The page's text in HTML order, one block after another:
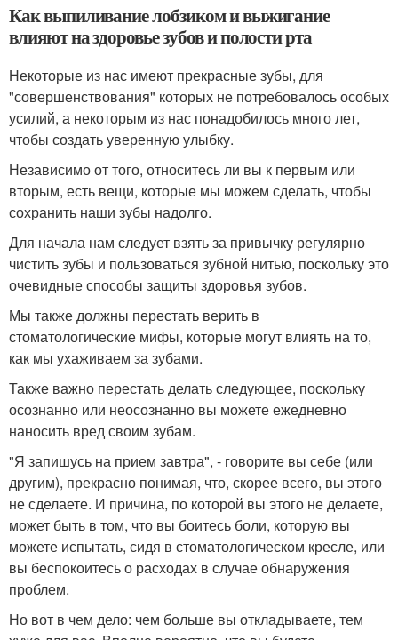
Как выпиливание лобзиком и выжигание
влияют на здоровье зубов и полости рта
Некоторые из нас имеют прекрасные зубы, для
"совершенствования" которых не потребовалось особых
усилий, а некоторым из нас понадобилось много лет,
чтобы создать уверенную улыбку.
Независимо от того, относитесь ли вы к первым или
вторым, есть вещи, которые мы можем сделать, чтобы
сохранить наши зубы надолго.
Для начала нам следует взять за привычку регулярно
чистить зубы и пользоваться зубной нитью, поскольку это
очевидные способы защиты здоровья зубов.
Мы также должны перестать верить в
стоматологические мифы, которые могут влиять на то,
как мы ухаживаем за зубами.
Также важно перестать делать следующее, поскольку
осознанно или неосознанно вы можете ежедневно
наносить вред своим зубам.
"Я запишусь на прием завтра", - говорите вы себе (или
другим), прекрасно понимая, что, скорее всего, вы этого
не сделаете. И причина, по которой вы этого не делаете,
может быть в том, что вы боитесь боли, которую вы
можете испытать, сидя в стоматологическом кресле, или
вы беспокоитесь о расходах в случае обнаружения
проблем.
Но вот в чем дело: чем больше вы откладываете, тем